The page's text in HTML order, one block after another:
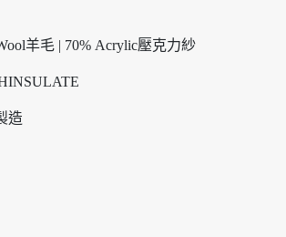
羊毛 | 70% Acrylic壓克力紗
造